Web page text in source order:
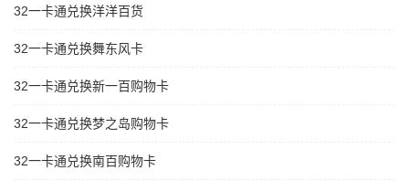
32一卡通兑换洋洋百货
32一卡通兑换舞东风卡
32一卡通兑换新一百购物卡
32一卡通兑换梦之岛购物卡
32一卡通兑换南百购物卡